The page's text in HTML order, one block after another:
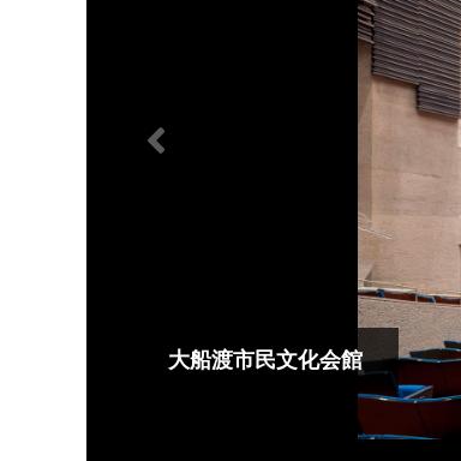
大船渡市民文化会館